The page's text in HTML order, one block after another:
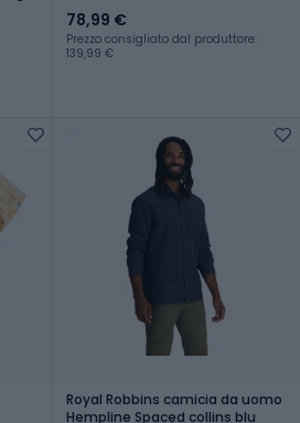
78,99 €
Prezzo consigliato dal produttore:
139,99 €
Royal Robbins camicia da uomo
Hempline Spaced collins blu